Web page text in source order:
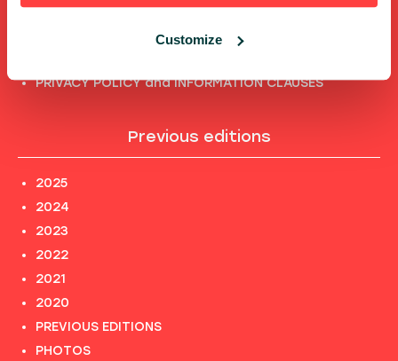
Customize
CODE OF CONDUCT
PRIVACY POLICY and INFORMATION CLAUSES
Previous editions
2025
2024
2023
2022
2021
2020
PREVIOUS EDITIONS
PHOTOS